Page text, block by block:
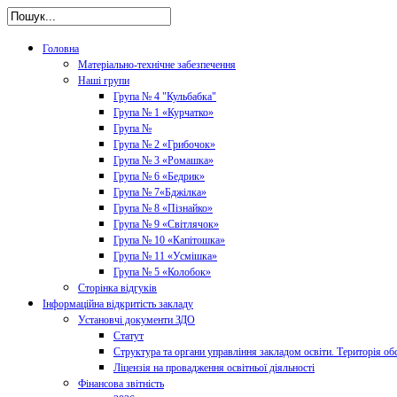
Головна
Матеріально-технічне забезпечення
Наші групи
Група № 4 "Кульбабка"
Група № 1 «Курчатко»
Група №
Група № 2 «Грибочок»
Група № 3 «Ромашка»
Група № 6 «Бедрик»
Група № 7«Бджілка»
Група № 8 «Пізнайко»
Група № 9 «Світлячок»
Група № 10 «Капітошка»
Група № 11 «Усмішка»
Група № 5 «Колобок»
Сторінка відгуків
Інформаційна відкритість закладу
Установчі документи ЗДО
Статут
Структура та органи управління закладом освіти. Територія
Ліцензія на провадження освітньої діяльності
Фінансова звітність